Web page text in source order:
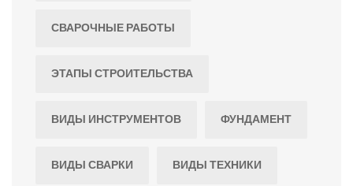
СВАРОЧНЫЕ РАБОТЫ
ЭТАПЫ СТРОИТЕЛЬСТВА
ВИДЫ ИНСТРУМЕНТОВ ФУНДАМЕНТ
ВИДЫ СВАРКИ ВИДЫ ТЕХНИКИ